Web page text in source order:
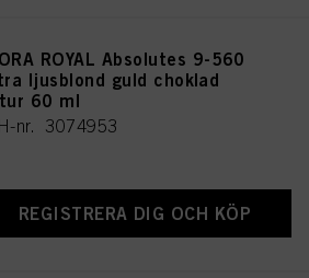
ROYAL Absolutes 9-560
ljusblond guld choklad
60 ml
nr. 3074953
REGISTRERA DIG OCH KÖP